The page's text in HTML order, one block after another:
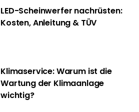
LED-Scheinwerfer nachrüsten:
Kosten, Anleitung & TÜV
Klimaservice: Warum ist die
Wartung der Klimaanlage
wichtig?